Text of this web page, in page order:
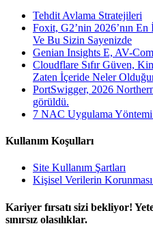
Tehdit Avlama Stratejileri
Foxit, G2’nin 2026’nın
Ve Bu Sizin Sayenizde
Genian Insights E, AV-
Cloudflare Sıfır Güven,
Zaten İçeride Neler
PortSwigger, 2026
görüldü.
7 NAC Uygulama
Kullanım Koşulları
Site Kullanım Şartları
Kişisel Verilerin
Kariyer fırsatı sizi bekliyor!
sınırsız olasılıklar.